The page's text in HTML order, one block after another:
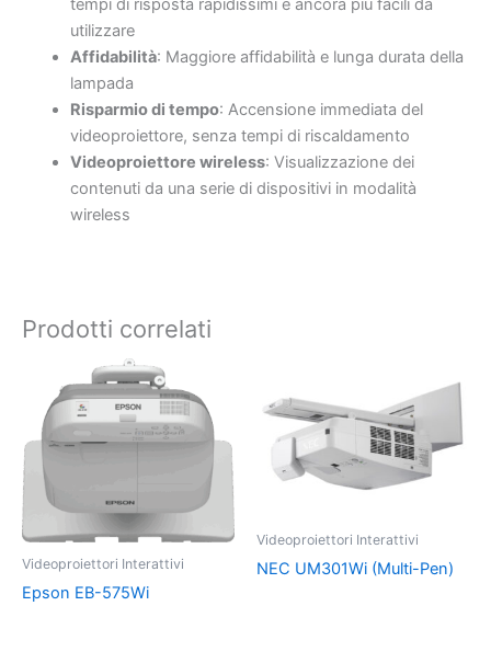
tempi di risposta rapidissimi e ancora più facili da
utilizzare
Affidabilità: Maggiore affidabilità e lunga durata della
lampada
Risparmio di tempo: Accensione immediata del
videoproiettore, senza tempi di riscaldamento
Videoproiettore wireless: Visualizzazione dei
contenuti da una serie di dispositivi in modalità
wireless
Prodotti correlati
Videoproiettori Interattivi
Epson EB-575Wi
Videoproiettori Interattivi
NEC UM301Wi (Multi-Pen)